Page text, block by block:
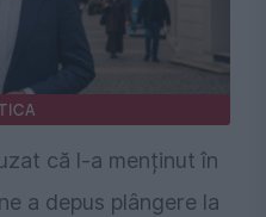
că l-a menținut în
a depus plângere la